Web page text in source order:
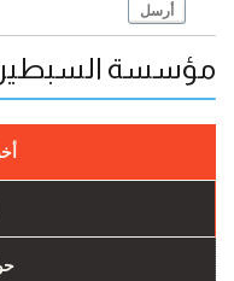
أرسل
مؤسسة السبطين